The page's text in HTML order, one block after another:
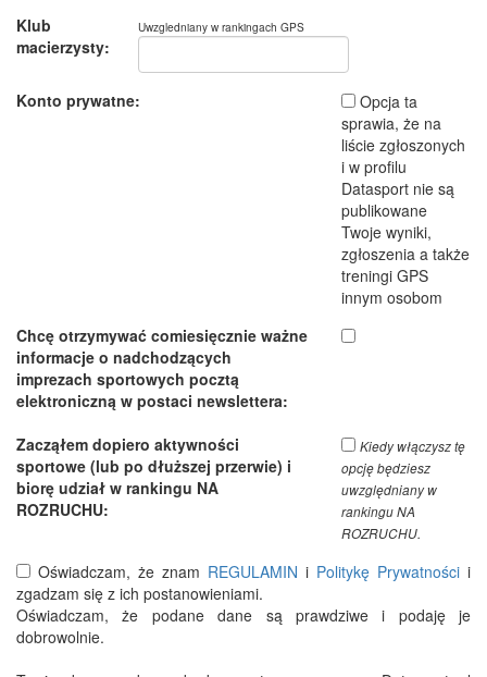
Klub
macierzysty:
Uwzgledniany w rankingach GPS
Konto prywatne:
Opcja ta
sprawia, że na
liście zgłoszonych
i w profilu
Datasport nie są
publikowane
Twoje wyniki,
zgłoszenia a także
treningi GPS
innym osobom
Chcę otrzymywać comiesięcznie ważne
informacje o nadchodzących
imprezach sportowych pocztą
elektroniczną w postaci newslettera:
Zacząłem dopiero aktywności
sportowe (lub po dłuższej przerwie) i
biorę udział w rankingu NA
ROZRUCHU:
Kiedy włączysz tę
opcję będziesz
uwzględniany w
rankingu NA
ROZRUCHU.
Oświadczam, że znam REGULAMIN i Politykę Prywatności i
zgadzam się z ich postanowieniami.
Oświadczam, że podane dane są prawdziwe i podaję je
dobrowolnie.